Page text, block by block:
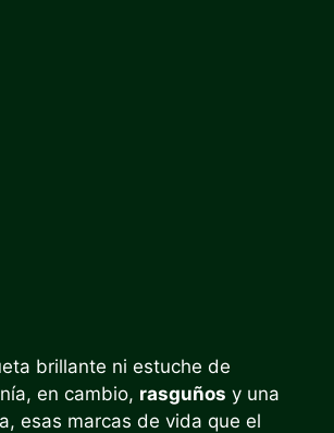
brillante ni estuche de
en cambio, rasguños y una
esas marcas de vida que el